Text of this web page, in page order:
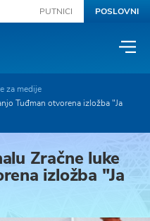
PUTNICI POSLOVNI
za medije
Tuđman otvorena izložba "Ja
Zračne luke
izložba "Ja